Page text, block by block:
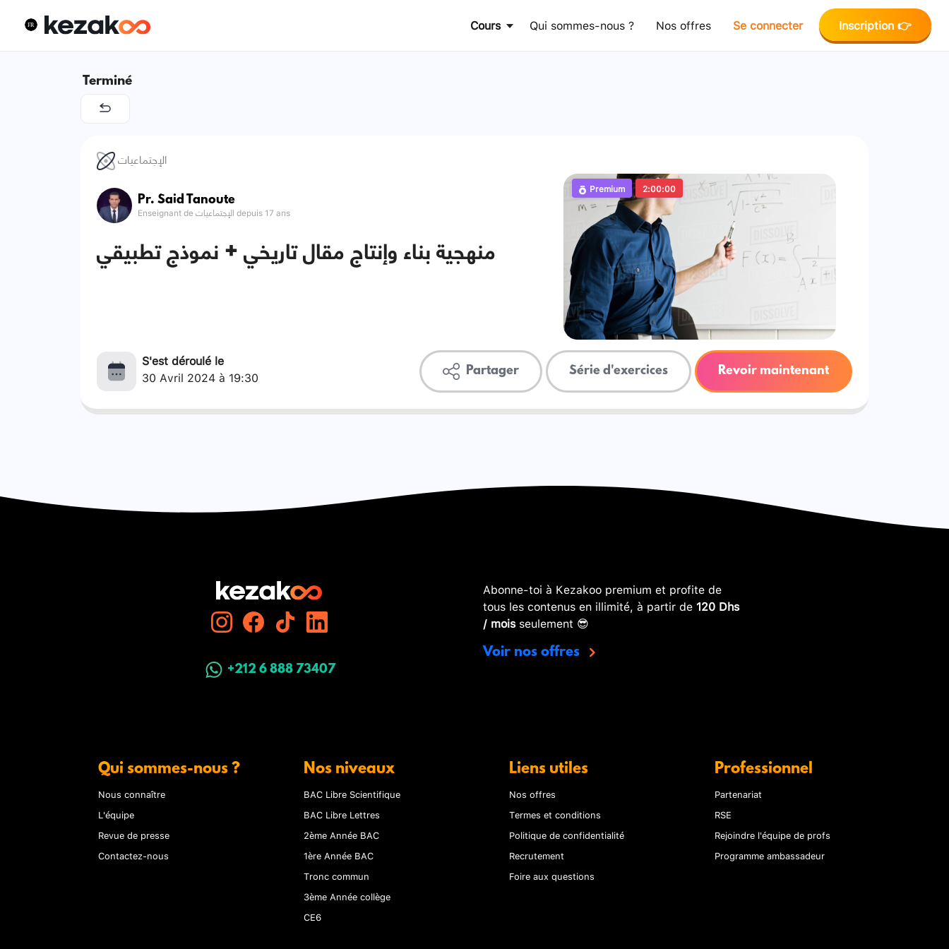
Cours Qui sommes-nous ? Nos offres Se connecter Inscription 👉
Terminé
الإجتماعيات
Pr. Said Tanoute
Enseignant de الإجتماعيات depuis 17 ans
منهجية بناء وإنتاج مقال تاريخي + نموذج تطبيقي
Premium 2:00:00
S'est déroulé le
30 Avril 2024 à 19:30
Partager Série d'exercices Revoir maintenant
+212 6 888 73407
Abonne-toi à Kezakoo premium et profite de
tous les contenus en illimité, à partir de 120 Dhs
/ moisseulement 😎
Voir nos offres
Qui sommes-nous ?
Nous connaître
L'équipe
Revue de presse
Contactez-nous
Nos niveaux
BAC Libre Scientifique
BAC Libre Lettres
2ème Année BAC
1ère Année BAC
Tronc commun
3ème Année collège
CE6
Liens utiles
Nos offres
Termes et conditions
Politique de confidentialité
Recrutement
Foire aux questions
Professionnel
Partenariat
RSE
Rejoindre l'équipe de profs
Programme ambassadeur